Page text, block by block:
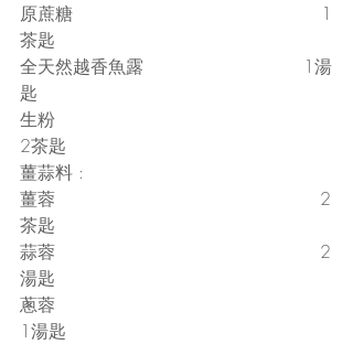
原蔗糖                                             1
茶匙
全天然越香魚露                             1湯
匙
生粉
2茶匙
薑蒜料 :
薑蓉                                                2
茶匙
蒜蓉                                                2
湯匙
蔥蓉
1湯匙